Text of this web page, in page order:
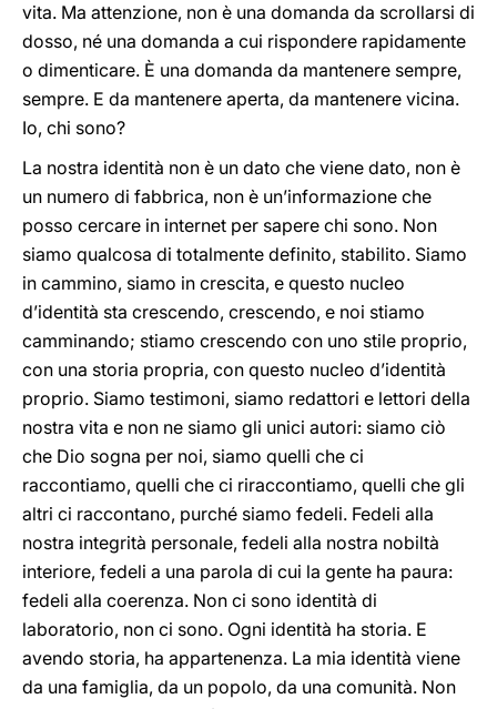
vita. Ma attenzione, non è una domanda da scrollarsi di
dosso, né una domanda a cui rispondere rapidamente
o dimenticare. È una domanda da mantenere sempre,
sempre. E da mantenere aperta, da mantenere vicina.
Io, chi sono?
La nostra identità non è un dato che viene dato, non è
un numero di fabbrica, non è un’informazione che
posso cercare in internet per sapere chi sono. Non
siamo qualcosa di totalmente definito, stabilito. Siamo
in cammino, siamo in crescita, e questo nucleo
d’identità sta crescendo, crescendo, e noi stiamo
camminando; stiamo crescendo con uno stile proprio,
con una storia propria, con questo nucleo d’identità
proprio. Siamo testimoni, siamo redattori e lettori della
nostra vita e non ne siamo gli unici autori: siamo ciò
che Dio sogna per noi, siamo quelli che ci
raccontiamo, quelli che ci riraccontiamo, quelli che gli
altri ci raccontano, purché siamo fedeli. Fedeli alla
nostra integrità personale, fedeli alla nostra nobiltà
interiore, fedeli a una parola di cui la gente ha paura:
fedeli alla coerenza. Non ci sono identità di
laboratorio, non ci sono. Ogni identità ha storia. E
avendo storia, ha appartenenza. La mia identità viene
da una famiglia, da un popolo, da una comunità. Non